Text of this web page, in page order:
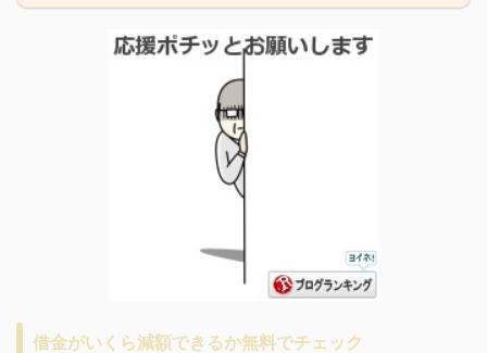
借金がいくら減額できるか無料でチェック